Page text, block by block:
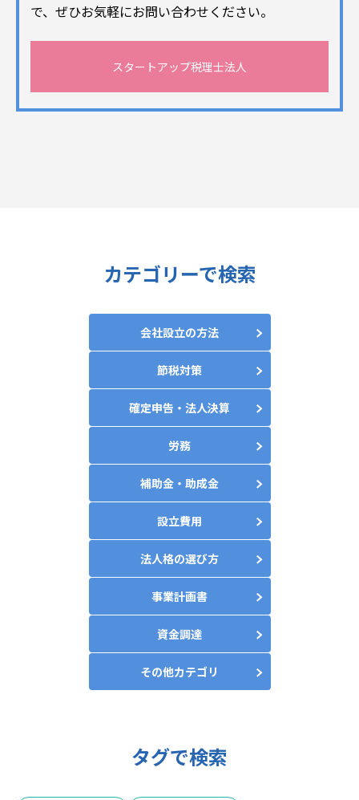
で、ぜひお気軽にお問い合わせください。
スタートアップ税理士法人
カテゴリーで検索
会社設立の方法
節税対策
確定申告・法人決算
労務
補助金・助成金
設立費用
法人格の選び方
事業計画書
資金調達
その他カテゴリ
タグで検索